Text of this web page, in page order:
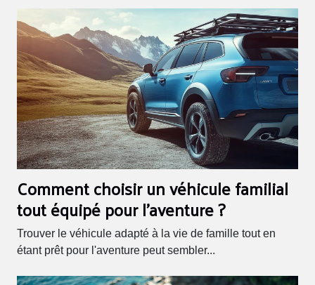
Comment choisir un véhicule familial
tout équipé pour l'aventure ?
Trouver le véhicule adapté à la vie de famille tout en
étant prêt pour l'aventure peut sembler...